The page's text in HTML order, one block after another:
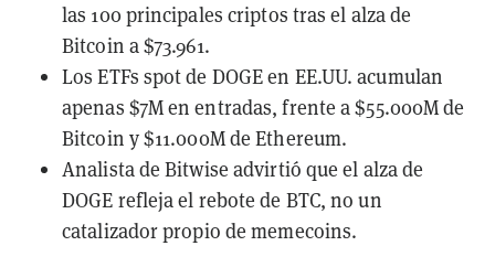
las 100 principales criptos tras el alza de
Bitcoin a $73.961.
Los ETFs spot de DOGE en EE.UU. acumulan
apenas $7M en entradas, frente a $55.000M de
Bitcoin y $11.000M de Ethereum.
Analista de Bitwise advirtió que el alza de
DOGE refleja el rebote de BTC, no un
catalizador propio de memecoins.